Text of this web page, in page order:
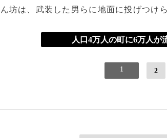
坊は、武装した男らに地面に投げつけ
人口4万人の町に6万人が
1 2